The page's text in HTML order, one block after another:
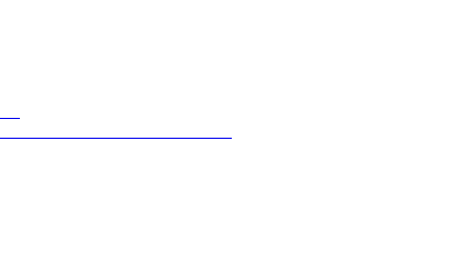
– kurzarm – Zvonimir Soldo